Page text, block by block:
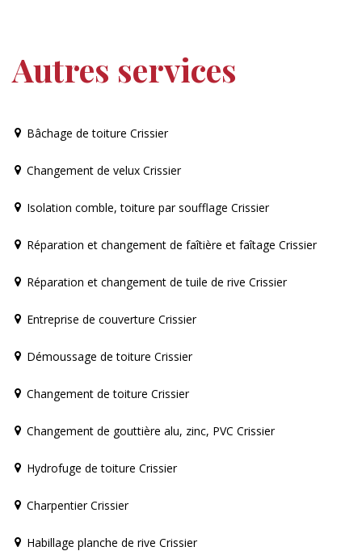
Autres services
Bâchage de toiture Crissier
Changement de velux Crissier
Isolation comble, toiture par soufflage Crissier
Réparation et changement de faîtière et faîtage Crissier
Réparation et changement de tuile de rive Crissier
Entreprise de couverture Crissier
Démoussage de toiture Crissier
Changement de toiture Crissier
Changement de gouttière alu, zinc, PVC Crissier
Hydrofuge de toiture Crissier
Charpentier Crissier
Habillage planche de rive Crissier